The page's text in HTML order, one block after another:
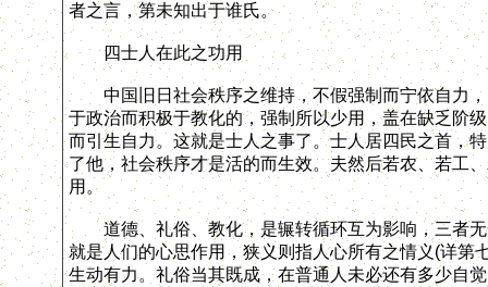
者之言，第未知出于谁氏。
四士人在此之功用
中国旧日社会秩序之维持，不假强制而宁依自力，
于政治而积极于教化的，强制所以少用，盖在缺乏阶
而引生自力。这就是士人之事了。士人居四民之首，
了他，社会秩序才是活的而生效。夫然后若农、若工
用。
道德、礼俗、教化，是辗转循环互为影响，三者无
就是人们的心思作用，狭义则指人心所有之情义(详
生动有力。礼俗当其既成，在普通人未必还有多少自